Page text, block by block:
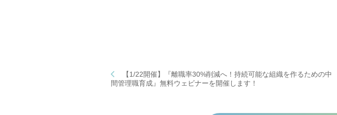
【1/22開催】『離職率30%削減へ！持続可能な組織を作るための中
間管理職育成』無料ウェビナーを開催します！